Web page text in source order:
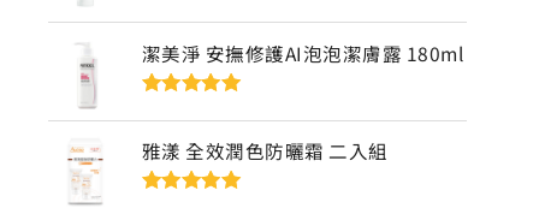
5
潔美淨 安撫修護AI泡泡潔膚露 180ml
5
雅漾 全效潤色防曬霜 二入組